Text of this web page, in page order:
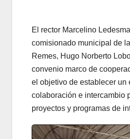
El rector Marcelino
comisionado municipal de
Remes, Hugo Norberto
convenio marco de
el objetivo de establecer un
colaboración e intercambio
proyectos y programas de